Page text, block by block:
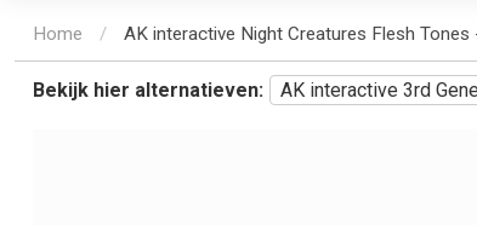
Home / AK interactive Night Creatures Flesh
Bekijk hier alternatieven: AK interactive 3rd